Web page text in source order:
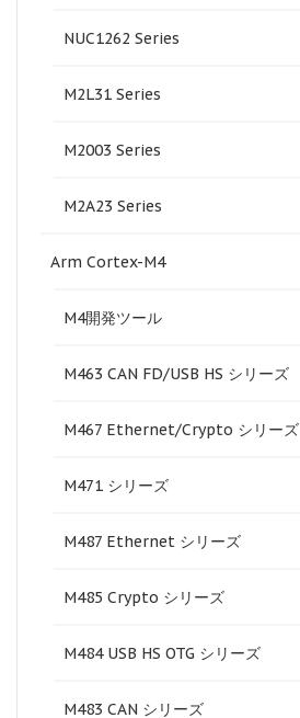
NUC1262 Series
M2L31 Series
M2003 Series
M2A23 Series
Arm Cortex-M4
M4開発ツール
M463 CAN FD/USB HS シリーズ
M467 Ethernet/Crypto シリーズ
M471 シリーズ
M487 Ethernet シリーズ
M485 Crypto シリーズ
M484 USB HS OTG シリーズ
M483 CAN シリーズ